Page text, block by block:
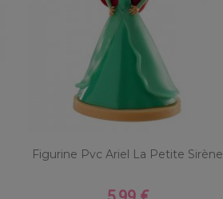
Figurine Pvc Ariel La Petite Sirène
Prix